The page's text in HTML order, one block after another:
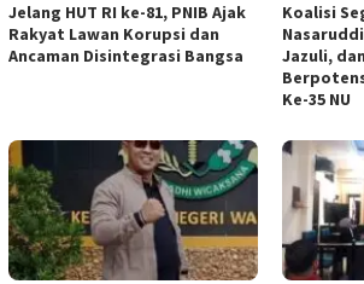
Jelang HUT RI ke-81, PNIB Ajak
Rakyat Lawan Korupsi dan
Ancaman Disintegrasi Bangsa
Koalisi
Jazuli,
Ke-35 NU